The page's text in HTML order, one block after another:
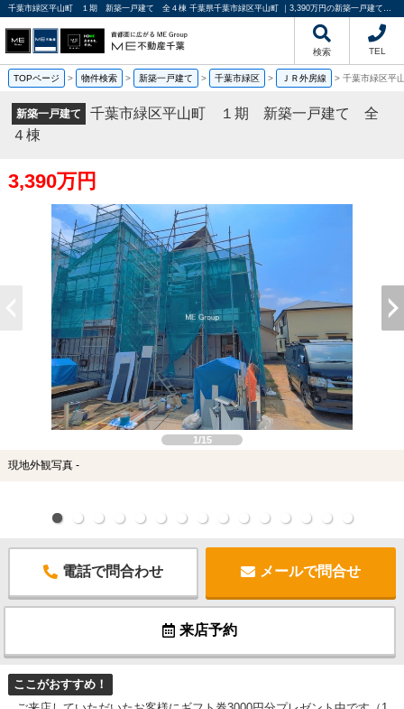
千葉市緑区平山町 １期 新築一戸建て 全４棟 千葉県千葉市緑区平山町 ｜3,390万円の新築一戸建て｜分譲住宅や新築物件｜ME不動産千葉
検索 TEL
TOPページ > 物件検索 > 新築一戸建て > 千葉市緑区 > ＪＲ外房線 > 千葉市緑区
新築一戸建て
千葉市緑区平山町 １期 新築一戸建て 全
４棟
3,390万円
1/15
現地外観写真 -
電話で問合わせ メールで問合せ
来店予約
ここがおすすめ！